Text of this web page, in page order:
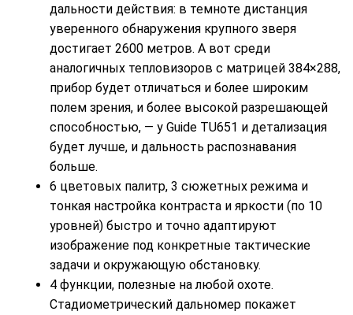
дальности действия: в темноте дистанция
уверенного обнаружения крупного зверя
достигает 2600 метров. А вот среди
аналогичных тепловизоров с матрицей 384×288,
прибор будет отличаться и более широким
полем зрения, и более высокой разрешающей
способностью, — у Guide TU651 и детализация
будет лучше, и дальность распознавания
больше.
6 цветовых палитр, 3 сюжетных режима и
тонкая настройка контраста и яркости (по 10
уровней) быстро и точно адаптируют
изображение под конкретные тактические
задачи и окружающую обстановку.
4 функции, полезные на любой охоте.
Стадиометрический дальномер покажет